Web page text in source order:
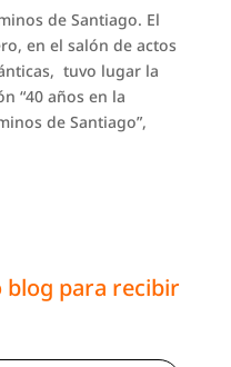
de Santiago. El
en el salón de actos
tuvo lugar la
“40 años en la
de Santiago”,
blog para recibir